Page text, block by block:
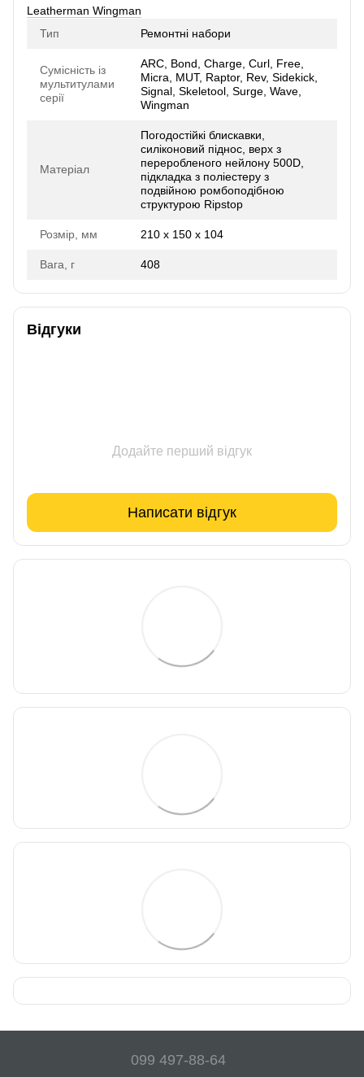
Leatherman Wingman
Тип
Ремонтні набори
Сумісність із
мультитулами
серії
ARC, Bond, Charge, Curl, Free,
Micra, MUT, Raptor, Rev, Sidekick,
Signal, Skeletool, Surge, Wave,
Wingman
Матеріал
Погодостійкі блискавки,
силіконовий піднос, верх з
переробленого нейлону 500D,
підкладка з поліестеру з
подвійною ромбоподібною
структурою Ripstop
Розмір, мм 210 х 150 х 104
Вага, г 408
Відгуки
Додайте перший відгук
Написати відгук
099 497-88-64